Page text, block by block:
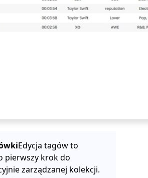
Edycja tagów to
pierwszy krok do
zarządzanej kolekcji.